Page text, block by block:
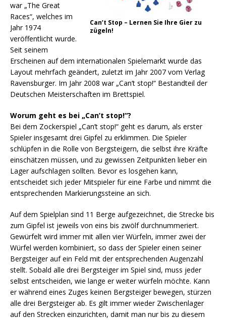
Can’t Stop – Lernen Sie Ihre Gier zu
zügeln!
war „The Great
Races“, welches im
Jahr 1974
veröffentlicht wurde.
Seit seinem
Erscheinen auf dem internationalen Spielemarkt wurde das
Layout mehrfach geändert, zuletzt im Jahr 2007 vom Verlag
Ravensburger. Im Jahr 2008 war „Can’t stop!“ Bestandteil der
Deutschen Meisterschaften im Brettspiel.
Worum geht es bei „Can’t stop!“?
Bei dem Zockerspiel „Can’t stop!“ geht es darum, als erster
Spieler insgesamt drei Gipfel zu erklimmen. Die Spieler
schlüpfen in die Rolle von Bergsteigern, die selbst ihre Kräfte
einschätzen müssen, und zu gewissen Zeitpunkten lieber ein
Lager aufschlagen sollten. Bevor es losgehen kann,
entscheidet sich jeder Mitspieler für eine Farbe und nimmt die
entsprechenden Markierungssteine an sich.
Auf dem Spielplan sind 11 Berge aufgezeichnet, die Strecke bis
zum Gipfel ist jeweils von eins bis zwölf durchnummeriert.
Gewürfelt wird immer mit allen vier Würfeln, immer zwei der
Würfel werden kombiniert, so dass der Spieler einen seiner
Bergsteiger auf ein Feld mit der entsprechenden Augenzahl
stellt. Sobald alle drei Bergsteiger im Spiel sind, muss jeder
selbst entscheiden, wie lange er weiter würfeln möchte. Kann
er während eines Zuges keinen Bergsteiger bewegen, stürzen
alle drei Bergsteiger ab. Es gilt immer wieder Zwischenlager
auf den Strecken einzurichten, damit man nur bis zu diesem